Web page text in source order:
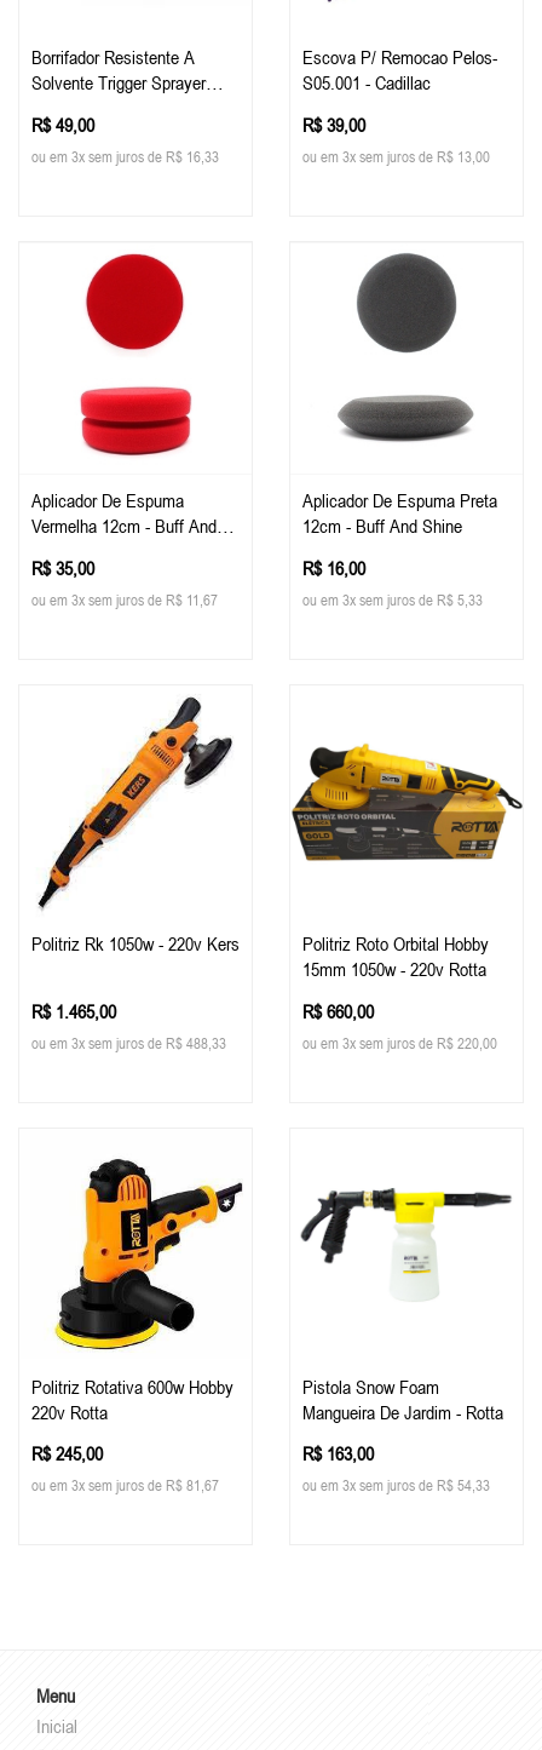
Borrifador Resistente A
Solvente Trigger Sprayer
R$ 49,00
ou em 3x sem juros de R$ 16,33
Escova P/ Remocao Pelos-
S05.001 - Cadillac
R$ 39,00
ou em 3x sem juros de R$ 13,00
Aplicador De Espuma
Vermelha 12cm - Buff And
R$ 35,00
ou em 3x sem juros de R$ 11,67
Aplicador De Espuma Preta
12cm - Buff And Shine
R$ 16,00
ou em 3x sem juros de R$ 5,33
Politriz Rk 1050w - 220v Kers
R$ 1.465,00
ou em 3x sem juros de R$ 488,33
Politriz Roto Orbital Hobby
15mm 1050w - 220v Rotta
R$ 660,00
ou em 3x sem juros de R$ 220,00
Politriz Rotativa 600w Hobby
220v Rotta
R$ 245,00
ou em 3x sem juros de R$ 81,67
Pistola Snow Foam
Mangueira De Jardim - Rotta
R$ 163,00
ou em 3x sem juros de R$ 54,33
Menu
Inicial